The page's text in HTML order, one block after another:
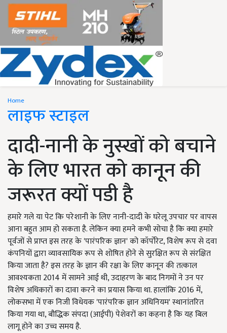
Home
लाइफ स्टाइल
दादी-नानी के नुस्खों को बचाने
के लिए भारत को कानून की
जरूरत क्यों पडी है
हमारे गले या पेट कि परेशानी के लिए नानी-दादी के घरेलू उपचार पर वापस
आना बहुत आम हो सकता है. लेकिन क्या हमने कभी सोचा है कि क्या हमारे
पूर्वजों से प्राप्त इस तरह के 'पारंपरिक ज्ञान' को कॉर्पोरेट, विशेष रूप से दवा
कंपनियों द्वारा व्यावसायिक रूप से शोषित होने से सुरक्षित रूप से संरक्षित
किया जाता है? इस तरह के ज्ञान की रक्षा के लिए कानून की तत्काल
आवश्यकता 2014 में सामने आई थी, उदाहरण के बाद निगमों ने उन पर
विशेष अधिकारों का दावा करने का प्रयास किया था. हालांकि 2016 में,
लोकसभा में एक निजी विधेयक 'पारंपरिक ज्ञान अधिनियम' स्थानांतरित
किया गया था, बौद्धिक संपदा (आईपी) पेशेवरों का कहना है कि यह बिल
लागू होने का उच्च समय है.